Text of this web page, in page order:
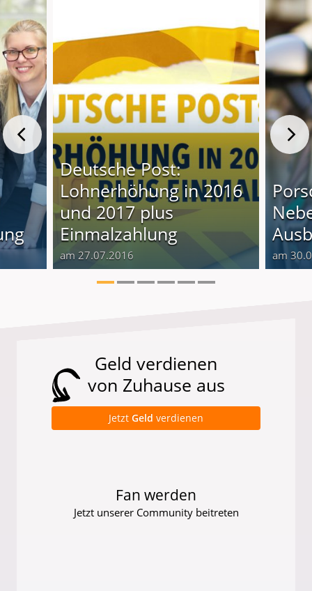
Deutsche Post:
Lohnerhöhung in 2016
und 2017 plus
Einmalzahlung
am 27.07.2016 am
Geld verdienen
von Zuhause aus
Jetzt Geld verdienen
Fan werden
Jetzt unserer Community beitreten